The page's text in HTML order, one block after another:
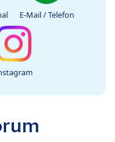
E-Mail / Telefon